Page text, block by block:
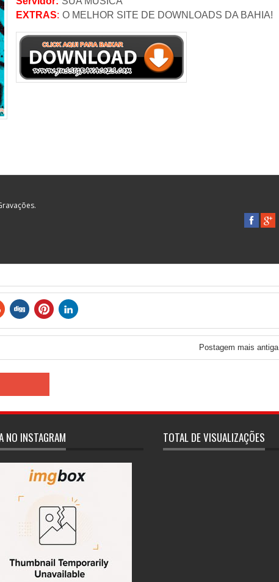
EXTRAS: O MELHOR SITE DE DOWNLOADS DA BAHIA!
Postagem mais antiga
NO INSTAGRAM TOTAL DE VISUALIZAÇÕES